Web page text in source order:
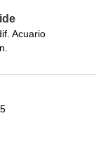
Acuario